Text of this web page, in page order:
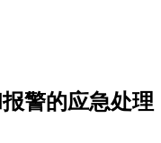
警的应急处理